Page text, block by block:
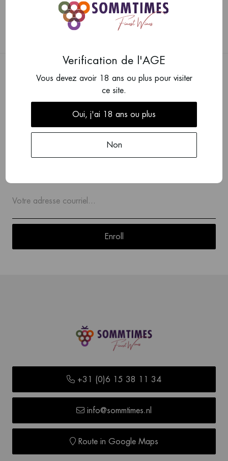
RESTER INFORMÉ
Vous souhaitez recevoir chaque mois des informations sur
nos vins spéciaux ?
Enroll
+31 (0)6 15 38 11 34
info@sommtimes.nl
Route in Google Maps
Verification de l'AGE
Vous devez avoir 18 ans ou plus pour visiter
ce site.
Oui, j'ai 18 ans ou plus
Non